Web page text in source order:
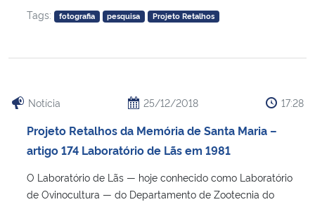
Tags: fotografia pesquisa Projeto Retalhos
Notícia 25/12/2018 17:28
Projeto Retalhos da Memória de Santa Maria –
artigo 174 Laboratório de Lãs em 1981
O Laboratório de Lãs — hoje conhecido como Laboratório
de Ovinocultura — do Departamento de Zootecnia do